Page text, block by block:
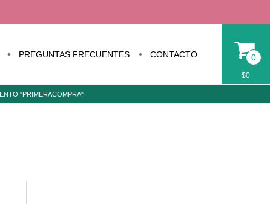
PREGUNTAS FRECUENTES CONTACTO 0
$0
"PRIMERACOMPRA"